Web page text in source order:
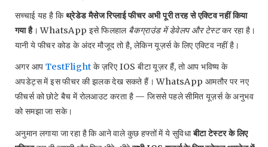
सच्चाई यह है किथ्रेडेड मैसेज रिप्लाई फीचर अभी पूरी तरह से एक्टिव नहीं किया
गया है। WhatsApp इसे फिलहाल बैकग्राउंड में डेवेलप और टेस्टकर रहा है।
यानी ये फीचर कोड के अंदर मौजूद तो है, लेकिन यूज़र्स के लिए एक्टिव नहीं है।
अगर आप TestFlightके ज़रिए IOS बीटा यूज़र हैं, तो आप भविष्य के
अपडेट्स में इस फीचर की झलक देख सकते हैं। WhatsApp आमतौर पर नए
फीचर्स को छोटे बैच में रोलआउट करता है — जिससे पहले सीमित यूज़र्स के अनुभव
को समझा जा सके।
अनुमान लगाया जा रहा है कि आने वाले कुछ हफ्तों में ये सुविधाबीटा टेस्टर के लिए